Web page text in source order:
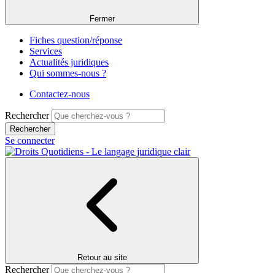
Fermer
Fiches question/réponse
Services
Actualités juridiques
Qui sommes-nous ?
Contactez-nous
Rechercher
Se connecter
Retour au site
Rechercher